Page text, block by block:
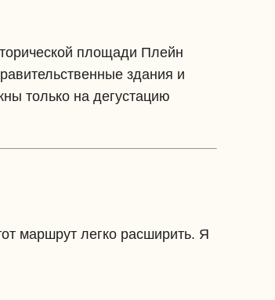
площади Плейн
здания и
только на дегустацию
маршрут легко расширить. Я